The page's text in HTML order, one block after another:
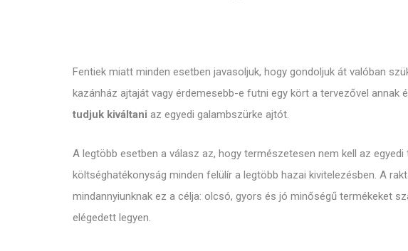
Fentiek miatt minden esetben javasoljuk, hogy gondoljuk át valóban
kazánház ajtaját vagy érdemesebb-e futni egy kört a tervezővel annak
tudjuk kiváltani az egyedi galambszürke ajtót.
A legtöbb esetben a válasz az, hogy természetesen nem kell az
költséghatékonyság minden felülír a legtöbb hazai kivitelezésben. A
mindannyiunknak ez a célja: olcsó, gyors és jó minőségű termékeket
elégedett legyen.